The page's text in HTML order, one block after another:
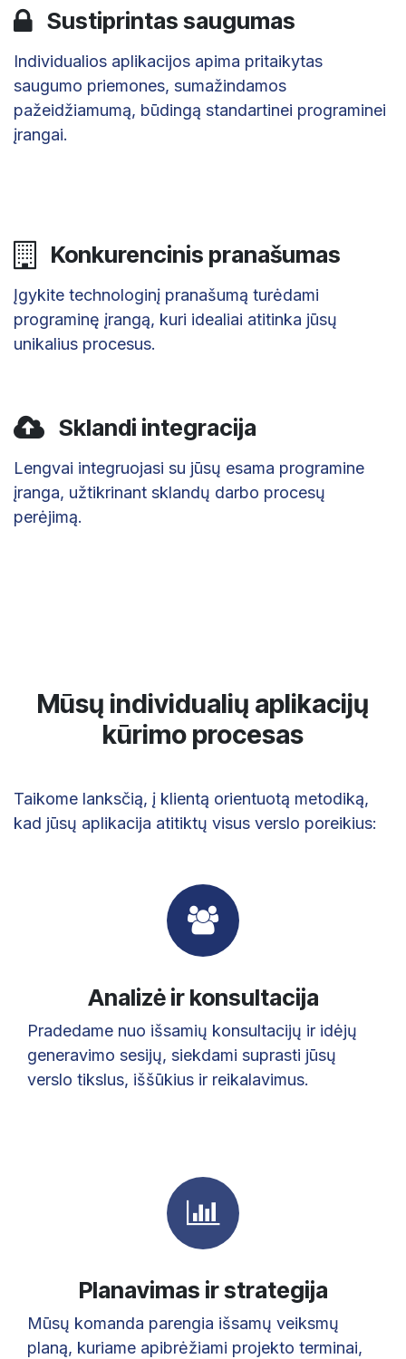
Sustiprintas saugumas
Individualios aplikacijos apima pritaikytas
saugumo priemones, sumažindamos
pažeidžiamumą, būdingą standartinei programinei
įrangai.
Konkurencinis pranašumas
Įgykite technologinį pranašumą turėdami
programinę įrangą, kuri idealiai atitinka jūsų
unikalius procesus.
Sklandi integracija
Lengvai integruojasi su jūsų esama programine
įranga, užtikrinant sklandų darbo procesų
perėjimą.
Mūsų individualių aplikacijų
kūrimo procesas
Taikome lanksčią, į klientą orientuotą metodiką,
kad jūsų aplikacija atitiktų visus verslo poreikius:
Analizė ir konsultacija
Pradedame nuo išsamių konsultacijų ir idėjų
generavimo sesijų, siekdami suprasti jūsų
verslo tikslus, iššūkius ir reikalavimus.
Planavimas ir strategija ​
Mūsų komanda parengia išsamų veiksmų
planą, kuriame apibrėžiami projekto terminai,